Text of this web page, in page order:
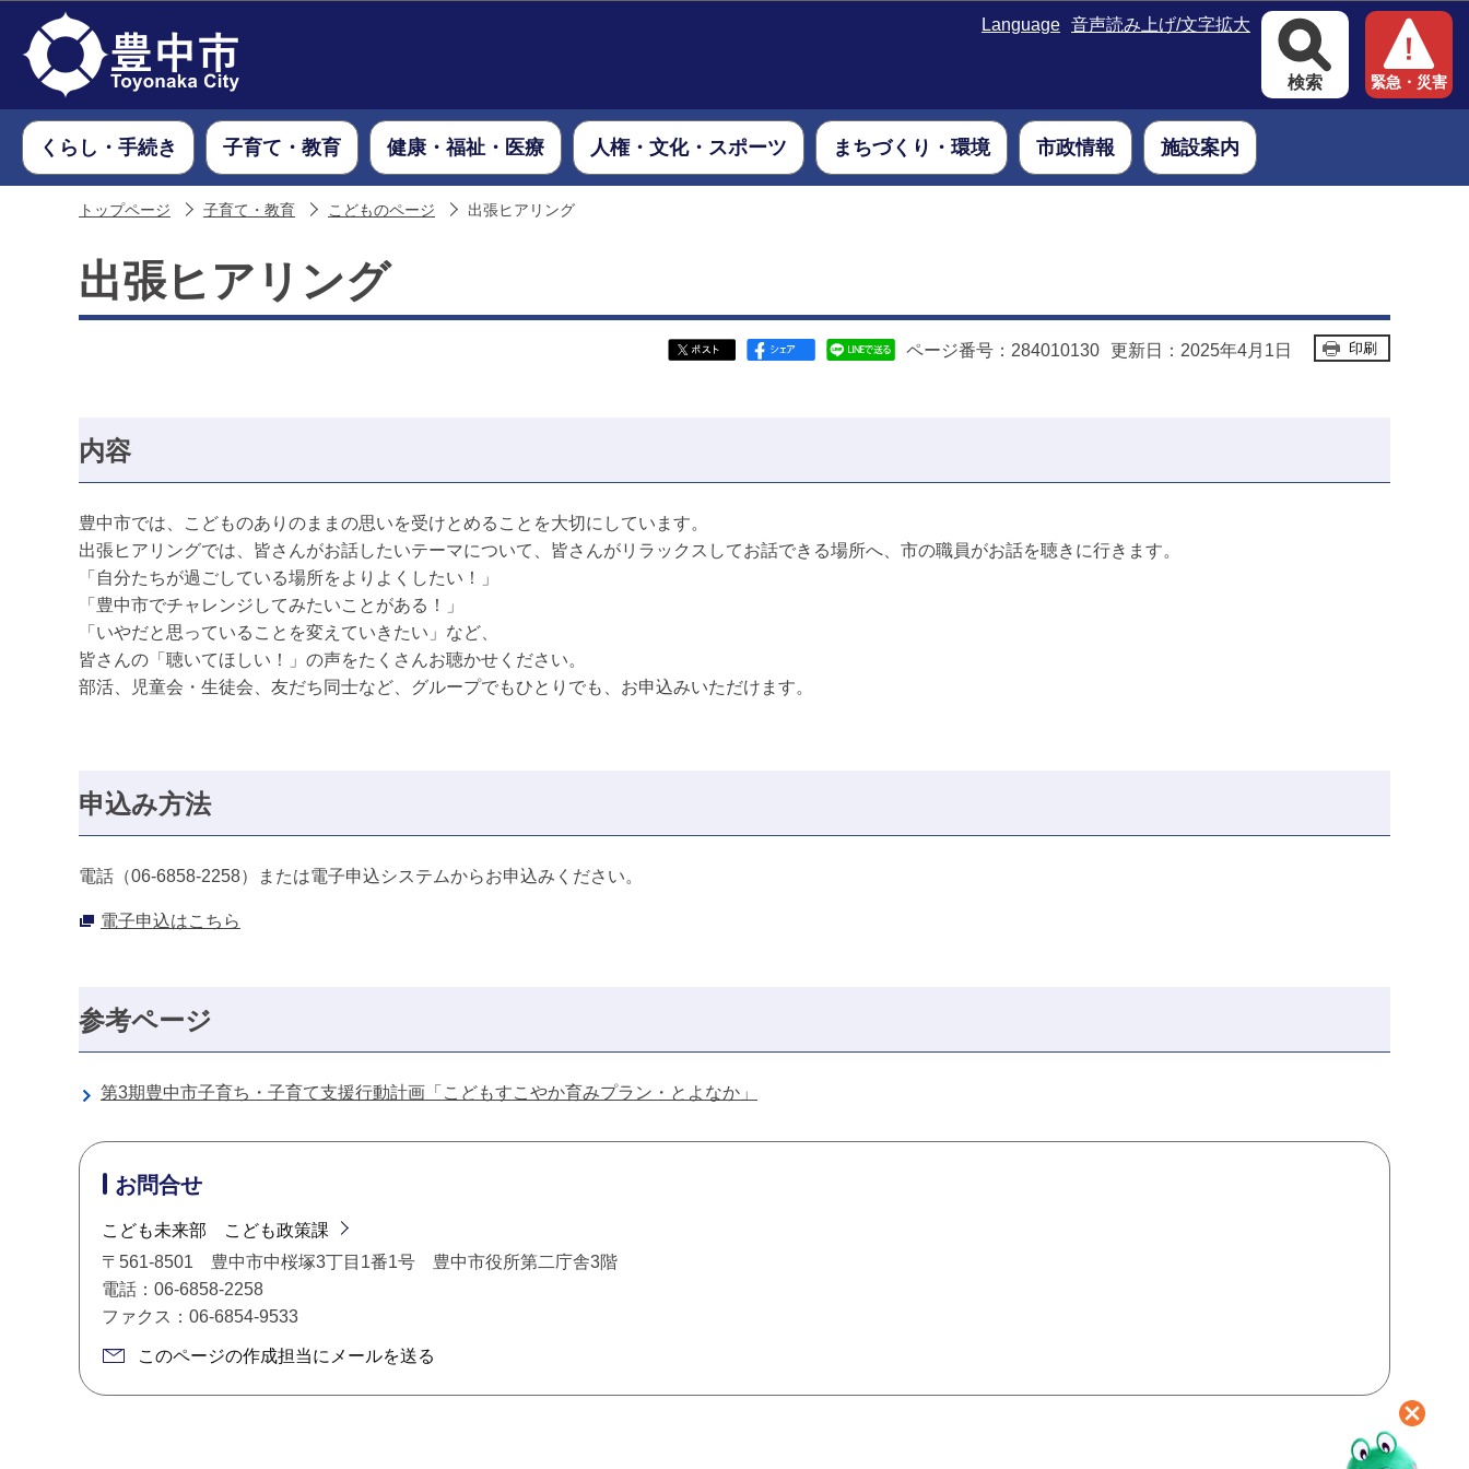
Language 音声読み上げ/文字拡大
検索 緊急・災害
くらし・手続き 子育て・教育 健康・福祉・医療 人権・文化・スポーツ まちづくり・環境 市政情報 施設案内
トップページ 子育て・教育 こどものページ 出張ヒアリング
出張ヒアリング
ページ番号：284010130 更新日：2025年4月1日 印刷
内容
豊中市では、こどものありのままの思いを受けとめることを大切にしています。
出張ヒアリングでは、皆さんがお話したいテーマについて、皆さんがリラックスしてお話できる場所へ、市の職員がお話を聴きに行きます。
「自分たちが過ごしている場所をよりよくしたい！」
「豊中市でチャレンジしてみたいことがある！」
「いやだと思っていることを変えていきたい」など、
皆さんの「聴いてほしい！」の声をたくさんお聴かせください。
部活、児童会・生徒会、友だち同士など、グループでもひとりでも、お申込みいただけます。
申込み方法
電話（06-6858-2258）または電子申込システムからお申込みください。
電子申込はこちら
参考ページ
第3期豊中市子育ち・子育て支援行動計画「こどもすこやか育みプラン・とよなか」
お問合せ
こども未来部 こども政策課
〒561-8501 豊中市中桜塚3丁目1番1号 豊中市役所第二庁舎3階
電話：06-6858-2258
ファクス：06-6854-9533
このページの作成担当にメールを送る